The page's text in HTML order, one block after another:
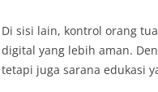
Di sisi lain, kontrol orang
digital yang lebih aman.
tetapi juga sarana edukasi